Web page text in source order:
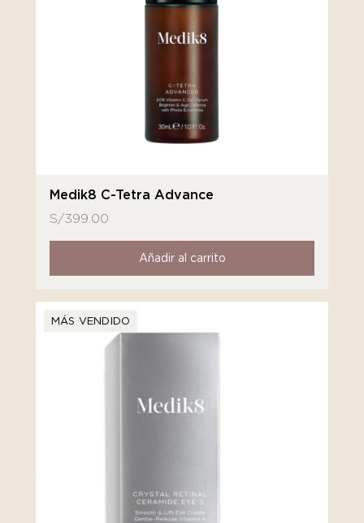
Medik8 C-Tetra Advance
S/399.00
Añadir al carrito
MÁS VENDIDO